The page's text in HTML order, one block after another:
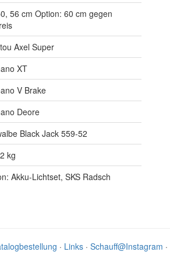
56 cm Option: 60 cm gegen
Axel Super
XT
V Brake
Deore
Black Jack 559-52
kg
Akku-Lichtset, SKS Radsch
· Links · Schauff@Instagram ·